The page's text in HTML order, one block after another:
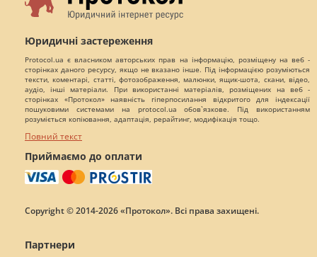
Юридичні застереження
Protocol.ua є власником авторських прав на інформацію, розміщену на веб -
сторінках даного ресурсу, якщо не вказано інше. Під інформацією розуміються
тексти, коментарі, статті, фотозображення, малюнки, ящик-шота, скани, відео,
аудіо, інші матеріали. При використанні матеріалів, розміщених на веб -
сторінках «Протокол» наявність гіперпосилання відкритого для індексації
пошуковими системами на protocol.ua обов`язкове. Під використанням
розуміється копіювання, адаптація, рерайтинг, модифікація тощо.
Повний текст
Приймаємо до оплати
Copyright © 2014-2026 «Протокол». Всі права захищені.
Партнери